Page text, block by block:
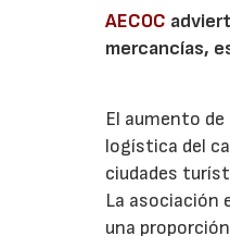
AECOC
mercancías,
El aumento
logística del
ciudades
La asociación
una